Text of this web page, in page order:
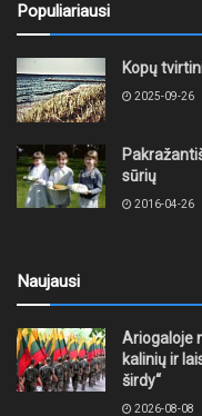
Populiariausi
Kopų
2025-09-26
sūrių
2016-04-26
Naujausi
Ariogaloje
kalinių ir
širdy“
2026-08-08